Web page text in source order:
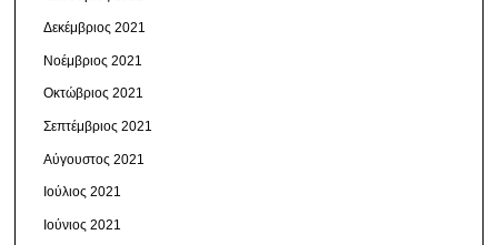
Δεκέμβριος 2021
Νοέμβριος 2021
Οκτώβριος 2021
Σεπτέμβριος 2021
Αύγουστος 2021
Ιούλιος 2021
Ιούνιος 2021